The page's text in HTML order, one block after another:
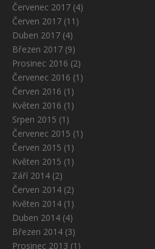
Červenec 2017 (4)
Červen 2017 (11)
Duben 2017 (4)
Březen 2017 (9)
Prosinec 2016 (2)
Červenec 2016 (1)
Červen 2016 (1)
Květen 2016 (1)
Srpen 2015 (1)
Červenec 2015 (1)
Červen 2015 (1)
Květen 2015 (1)
Září 2014 (2)
Červen 2014 (2)
Květen 2014 (1)
Duben 2014 (4)
Březen 2014 (3)
Prosinec 2013 (1)